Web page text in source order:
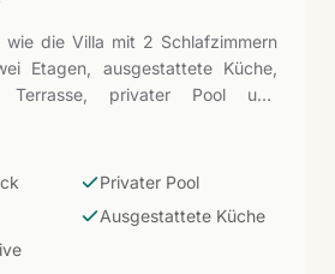
wie die Villa mit 2 Schlafzimmern
Etagen, ausgestattete Küche,
Terrasse, privater Pool und
und der Terrasse. In einer
wenige Minuten von Papagayo
dieser Kategorie.
Privater Pool
Ausgestattete Küche